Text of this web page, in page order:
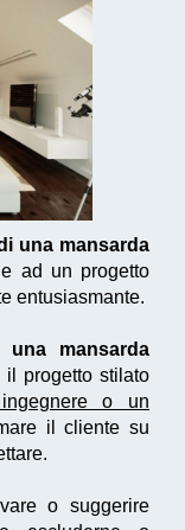
una mansarda
ad un progetto
entusiasmante.
una mansarda
il progetto stilato
o un
il cliente su
o suggerire